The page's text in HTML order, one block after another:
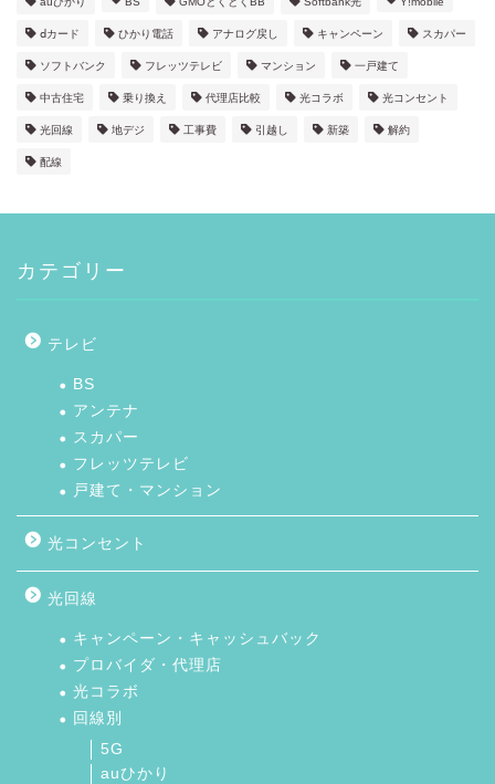
ⅾカード ひかり電話 アナログ戻し キャンペーン スカパー
ソフトバンク フレッツテレビ マンション 一戸建て
中古住宅 乗り換え 代理店比較 光コラボ 光コンセント
光回線 地デジ 工事費 引越し 新築 解約
配線
カテゴリー
テレビ
BS
アンテナ
スカパー
フレッツテレビ
戸建て・マンション
光コンセント
光回線
キャンペーン・キャッシュバック
プロバイダ・代理店
光コラボ
回線別
5G
auひかり